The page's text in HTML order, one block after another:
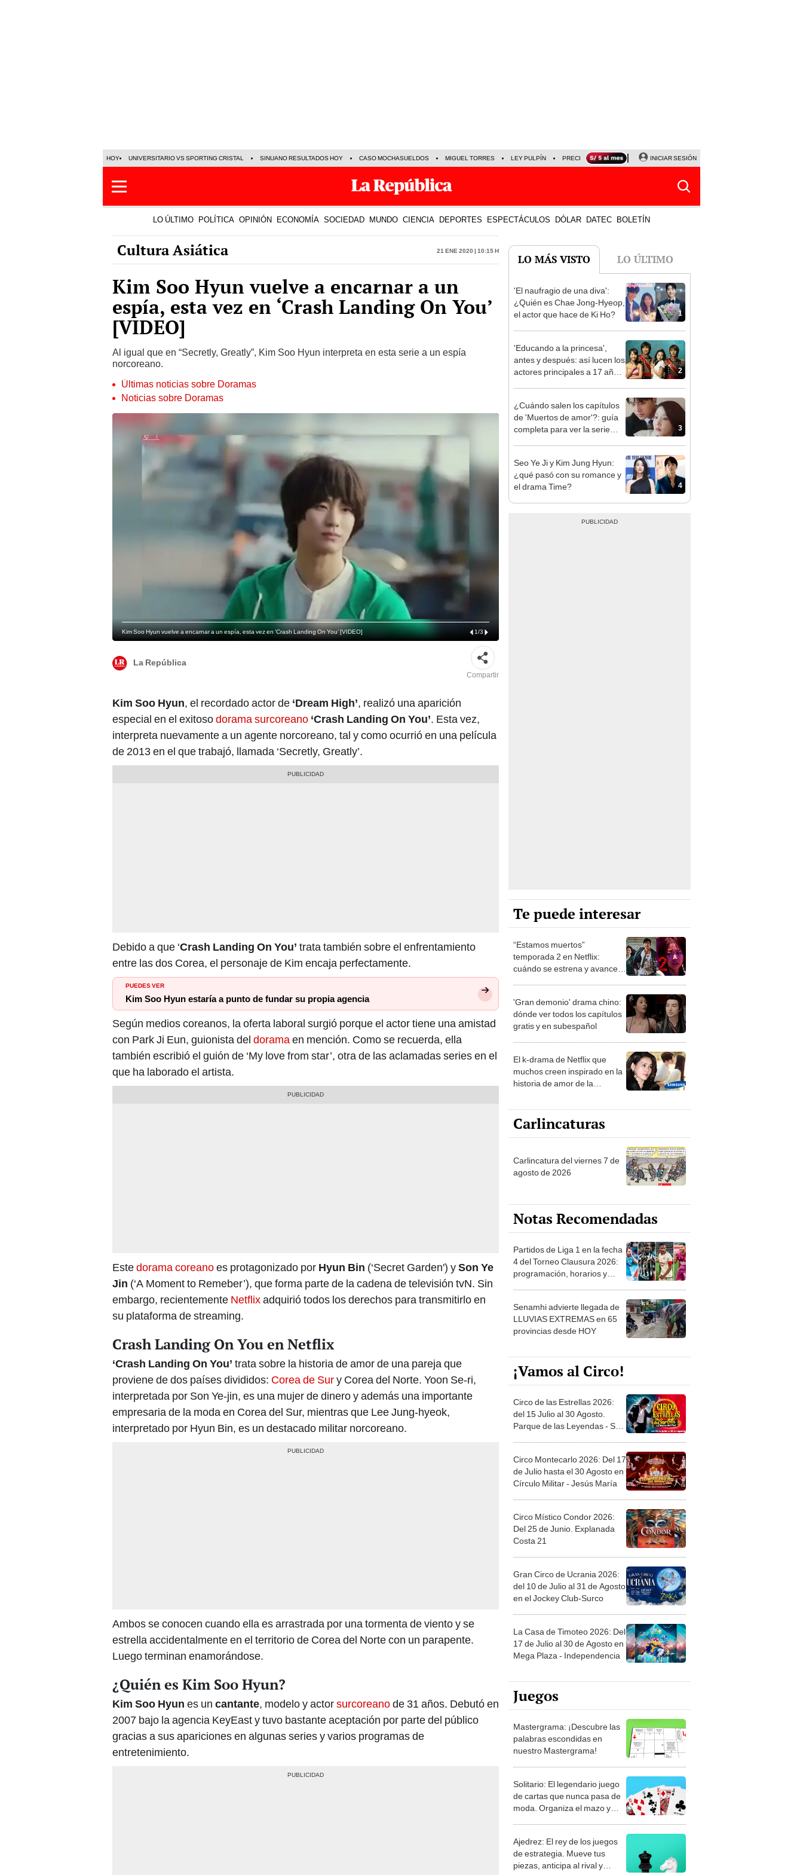
HOY UNIVERSITARIO VS SPORTING CRISTAL SINUANO RESULTADOS HOY CASO MOCHASUELDOS MIGUEL TORRES LEY PULPÍN PRECIO DEL DÓLAR CORTE DE LUZ VIERNES 7 DE AGOSTO
INICIAR SESIÓN
LO ÚLTIMO POLÍTICA OPINIÓN ECONOMÍA SOCIEDAD MUNDO CIENCIA DEPORTES ESPECTÁCULOS DÓLAR DATEC BOLETÍN
Cultura Asiática 21 Ene 2020 | 10:15 h
Kim Soo Hyun vuelve a encarnar a un
espía, esta vez en ‘Crash Landing On You’
[VIDEO]
Al igual que en “Secretly, Greatly”, Kim Soo Hyun interpreta en esta serie a un espía
norcoreano.
Últimas noticias sobre Doramas
Noticias sobre Doramas
Kim Soo Hyun vuelve a encarnar a un espía, esta vez en ‘Crash Landing On You’ [VIDEO] 1/3
La República
Compartir
Kim Soo Hyun, el recordado actor de ‘Dream High’, realizó una aparición
especial en el exitosodorama surcoreano ‘Crash Landing On You’. Esta vez,
interpreta nuevamente a un agente norcoreano, tal y como ocurrió en una película
de 2013 en el que trabajó, llamada ‘Secretly, Greatly’.
Debido a que ‘Crash Landing On You’ trata también sobre el enfrentamiento
entre las dos Corea, el personaje de Kim encaja perfectamente.
PUEDES VER
Kim Soo Hyun estaría a punto de fundar su propia agencia
Según medios coreanos, la oferta laboral surgió porque el actor tiene una amistad
con Park Ji Eun, guionista del doramaen mención. Como se recuerda, ella
también escribió el guión de ‘My love from star’, otra de las aclamadas series en el
que ha laborado el artista.
Estedorama coreanoes protagonizado por Hyun Bin (‘Secret Garden') ySon Ye
Jin (‘A Moment to Remeber’), que forma parte de la cadena de televisión tvN. Sin
embargo, recientemente Netflixadquirió todos los derechos para transmitirlo en
su plataforma de streaming.
Crash Landing On You en Netflix
‘Crash Landing On You’ trata sobre la historia de amor de una pareja que
proviene de dos países divididos: Corea de Sury Corea del Norte. Yoon Se-ri,
interpretada por Son Ye-jin, es una mujer de dinero y además una importante
empresaria de la moda en Corea del Sur, mientras que Lee Jung-hyeok,
interpretado por Hyun Bin, es un destacado militar norcoreano.
Ambos se conocen cuando ella es arrastrada por una tormenta de viento y se
estrella accidentalmente en el territorio de Corea del Norte con un parapente.
Luego terminan enamorándose.
¿Quién es Kim Soo Hyun?
Kim Soo Hyun es un cantante, modelo y actorsurcoreanode 31 años. Debutó en
2007 bajo la agencia KeyEast y tuvo bastante aceptación por parte del público
gracias a sus apariciones en algunas series y varios programas de
entretenimiento.
LO MÁS VISTO LO ÚLTIMO
1
'El naufragio de una diva':
¿Quién es Chae Jong-Hyeop,
el actor que hace de Ki Ho?
2
'Educando a la princesa',
antes y después: así lucen los
actores principales a 17 años
3
¿Cuándo salen los capítulos
de 'Muertos de amor'?: guía
completa para ver la serie
4
Seo Ye Ji y Kim Jung Hyun:
¿qué pasó con su romance y
el drama Time?
Te puede interesar
“Estamos muertos”
temporada 2 en Netflix:
cuándo se estrena y avances
'Gran demonio' drama chino:
dónde ver todos los capítulos
gratis y en subespañol
El k-drama de Netflix que
muchos creen inspirado en la
historia de amor de la
Carlincaturas
Carlincatura del viernes 7 de
agosto de 2026
Notas Recomendadas
Partidos de Liga 1 en la fecha
4 del Torneo Clausura 2026:
programación, horarios y
Senamhi advierte llegada de
LLUVIAS EXTREMAS en 65
provincias desde HOY
¡Vamos al Circo!
Circo de las Estrellas 2026:
del 15 Julio al 30 Agosto.
Parque de las Leyendas - San
Circo Montecarlo 2026: Del 17
de Julio hasta el 30 Agosto en
Círculo Militar - Jesús María
Circo Místico Condor 2026:
Del 25 de Junio. Explanada
Costa 21
Gran Circo de Ucrania 2026:
del 10 de Julio al 31 de Agosto
en el Jockey Club-Surco
La Casa de Timoteo 2026: Del
17 de Julio al 30 de Agosto en
Mega Plaza - Independencia
Juegos
Mastergrama: ¡Descubre las
palabras escondidas en
nuestro Mastergrama!
Solitario: El legendario juego
de cartas que nunca pasa de
moda. Organiza el mazo y
Ajedrez: El rey de los juegos
de estrategia. Mueve tus
piezas, anticipa al rival y